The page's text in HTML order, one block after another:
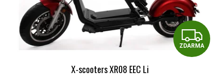
ZDARMA
X-scooters XR08 EEC Li